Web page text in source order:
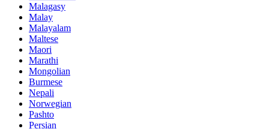
Malagasy
Malay
Malayalam
Maltese
Maori
Marathi
Mongolian
Burmese
Nepali
Norwegian
Pashto
Persian